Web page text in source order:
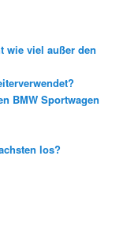
wie viel außer den
BMW Sportwagen
los?